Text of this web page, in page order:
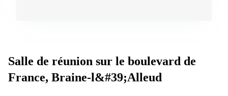
Salle de réunion sur le boulevard de
France, Braine-l&#39;Alleud